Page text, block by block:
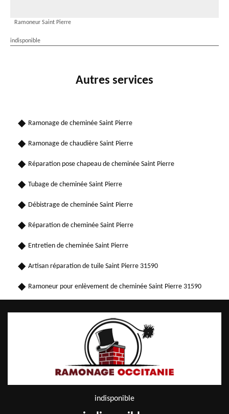
Ramoneur Saint Pierre
indisponible
Autres services
Ramonage de cheminée Saint Pierre
Ramonage de chaudière Saint Pierre
Réparation pose chapeau de cheminée Saint Pierre
Tubage de cheminée Saint Pierre
Débistrage de cheminée Saint Pierre
Réparation de cheminée Saint Pierre
Entretien de cheminée Saint Pierre
Artisan réparation de tuile Saint Pierre 31590
Ramoneur pour enlèvement de cheminée Saint Pierre 31590
indisponible